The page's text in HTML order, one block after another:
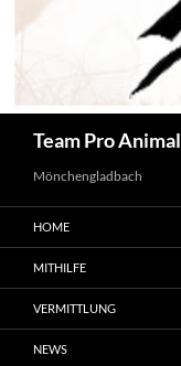
Team Pro Animal
Mönchengladbach
HOME
MITHILFE
VERMITTLUNG
NEWS